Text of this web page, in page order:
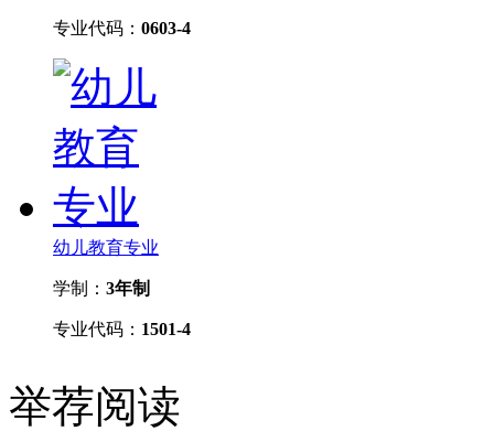
专业代码： 0603-4
幼儿教育专业
学制： 3年制
专业代码： 1501-4
举荐阅读